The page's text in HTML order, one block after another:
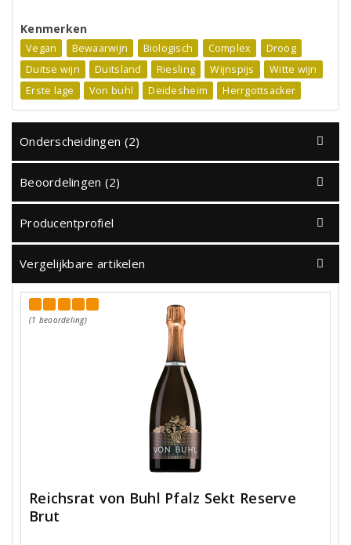
Kenmerken
Vegan Bewaarwijn Biologisch Complex
Droog
Duitse wijn
Duitsland Riesling Wijnspijs
Witte wijn
Erste lage
Von buhl Deidesheim Herrgottsacker
Onderscheidingen (2)
Beoordelingen (2)
Producentprofiel
Vergelijkbare artikelen
(1 beoordeling)
Reichsrat von Buhl Pfalz Sekt Reserve
Brut